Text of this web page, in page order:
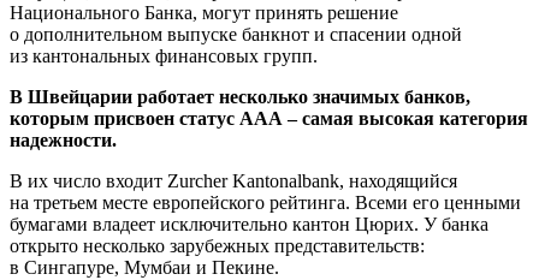
Национального Банка, могут принять решение
о дополнительном выпуске банкнот и спасении одной
из кантональных финансовых групп.
В Швейцарии работает несколько значимых банков,
которым присвоен статус ААА – самая высокая категория
надежности.
В их число входит Zurcher Kantonalbank, находящийся
на третьем месте европейского рейтинга. Всеми его ценными
бумагами владеет исключительно кантон Цюрих. У банка
открыто несколько зарубежных представительств:
в Сингапуре, Мумбаи и Пекине.